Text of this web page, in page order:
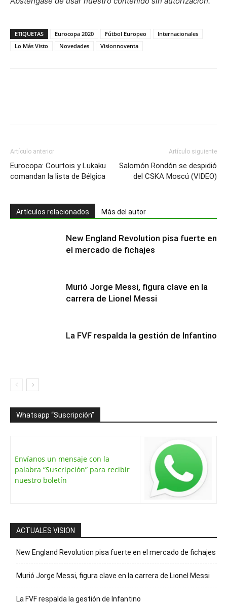
ETIQUETAS Eurocopa 2020 Fútbol Europeo
Internacionales
Lo Más Visto
Novedades Visionnoventa
Artículo anterior
Eurocopa: Courtois y Lukaku
comandan la lista de Bélgica
Artículo siguiente
Salomón Rondón se despidió
del CSKA Moscú (VIDEO)
Artículos relacionados Más del autor
New England Revolution pisa fuerte en
el mercado de fichajes
Murió Jorge Messi, figura clave en la
carrera de Lionel Messi
La FVF respalda la gestión de Infantino
Whatsapp “Suscripción”
Envíanos un mensaje con la
palabra “Suscripción” para recibir
nuestro boletín
ACTUALES VISION
New England Revolution pisa fuerte en el mercado de fichajes
Murió Jorge Messi, figura clave en la carrera de Lionel Messi
La FVF respalda la gestión de Infantino